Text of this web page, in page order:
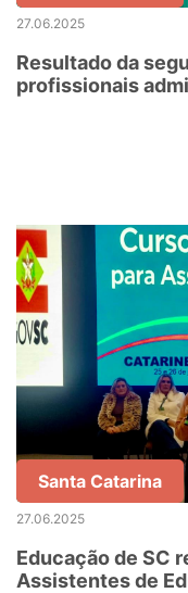
27.06.2025
Resultado da
profissionais
Santa Catarina
27.06.2025
Educação de SC
Assistentes de